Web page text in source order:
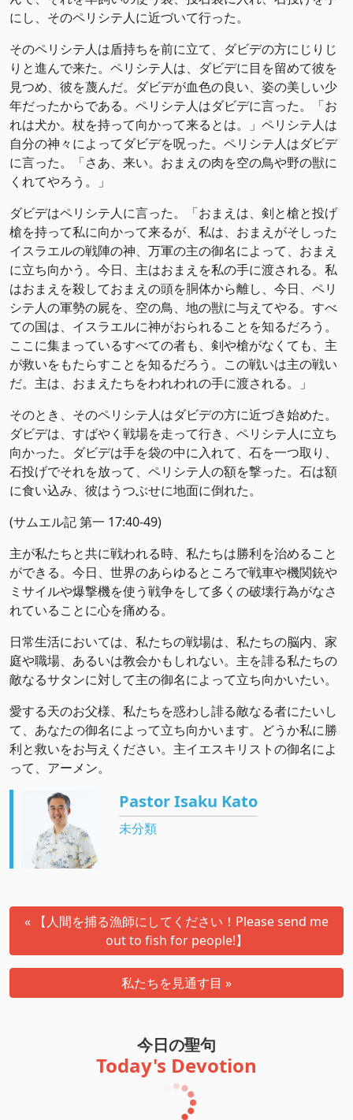
にし、そのペリシテ人に近づいて行った。
そのペリシテ人は盾持ちを前に立て、ダビデの方にじりじ
りと進んで来た。ペリシテ人は、ダビデに目を留めて彼を
見つめ、彼を蔑んだ。ダビデが血色の良い、姿の美しい少
年だったからである。ペリシテ人はダビデに言った。「お
れは犬か。杖を持って向かって来るとは。」ペリシテ人は
自分の神々によってダビデを呪った。ペリシテ人はダビデ
に言った。「さあ、来い。おまえの肉を空の鳥や野の獣に
くれてやろう。」
ダビデはペリシテ人に言った。「おまえは、剣と槍と投げ
槍を持って私に向かって来るが、私は、おまえがそしった
イスラエルの戦陣の神、万軍の主の御名によって、おまえ
に立ち向かう。今日、主はおまえを私の手に渡される。私
はおまえを殺しておまえの頭を胴体から離し、今日、ペリ
シテ人の軍勢の屍を、空の鳥、地の獣に与えてやる。すべ
ての国は、イスラエルに神がおられることを知るだろう。
ここに集まっているすべての者も、剣や槍がなくても、主
が救いをもたらすことを知るだろう。この戦いは主の戦い
だ。主は、おまえたちをわれわれの手に渡される。」
そのとき、そのペリシテ人はダビデの方に近づき始めた。
ダビデは、すばやく戦場を走って行き、ペリシテ人に立ち
向かった。ダビデは手を袋の中に入れて、石を一つ取り、
石投げでそれを放って、ペリシテ人の額を撃った。石は額
に食い込み、彼はうつぶせに地面に倒れた。
(サムエル記 第一 17:40-49)
主が私たちと共に戦われる時、私たちは勝利を治めること
ができる。今日、世界のあらゆるところで戦車や機関銃や
ミサイルや爆撃機を使う戦争をして多くの破壊行為がなさ
れていることに心を痛める。
日常生活においては、私たちの戦場は、私たちの脳内、家
庭や職場、あるいは教会かもしれない。主を誹る私たちの
敵なるサタンに対して主の御名によって立ち向かいたい。
愛する天のお父様、私たちを惑わし誹る敵なる者にたいし
て、あなたの御名によって立ち向かいます。どうか私に勝
利と救いをお与えください。主イエスキリストの御名によ
って、アーメン。
Pastor Isaku Kato
未分類
« 【人間を捕る漁師にしてください！Please send me
out to fish for people!】
私たちを見通す目 »
今日の聖句
Today's Devotion